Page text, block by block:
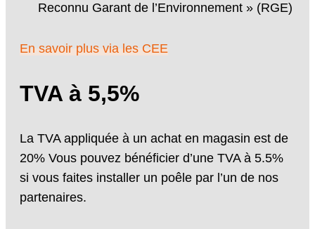
Reconnu Garant de l’Environnement » (RGE)
En savoir plus via les CEE
TVA à 5,5%
La TVA appliquée à un achat en magasin est de
20% Vous pouvez bénéficier d’une TVA à 5.5%
si vous faites installer un poêle par l’un de nos
partenaires.